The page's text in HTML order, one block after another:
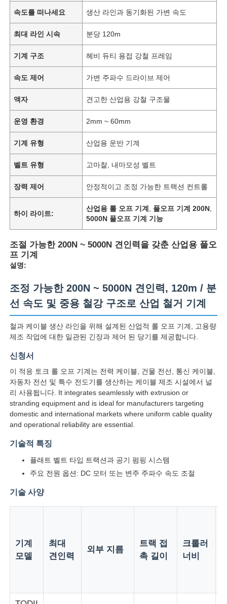
홈
회사 소개
속도를 떠나세요 생산 라인과 동기화된 가변 속도
최대 라인 시속 분당 120m
기계 구조 헤비 듀티 용접 강철 프레임
속도 제어 가변 주파수 드라이브 제어
액자 견고한 산업용 강철 구조물
운영 환경 2mm ~ 60mm
기계 유형 산업용 운반 기계
벨트 유형 고마찰, 내마모성 벨트
장력 제어 안정적이고 조정 가능한 트랙션 컨트롤
하이 라이트:
산업용 롤 오프 기계 풀오프 기계 200N
5000N 풀오프 기계 기능
조절 가능한 200N ~ 5000N 견인력을 갖춘 산업용 풀오
프 기계
설명:
조정 가능한 200N ~ 5000N 견인력, 120m / 분
선 속도 및 중용 철강 구조로 산업 철거 기계
철과 케이블 생산 라인을 위해 설계된 산업적 롤 오프 기계, 고용량
제조 작업에 대한 일관된 긴장과 제어 된 당기를 제공합니다.
신청서
이 적응 토크 롤 오프 기계는 전력 케이블, 건물 전선, 통신 케이블,
자동차 전선 및 특수 전도기를 생산하는 케이블 제조 시설에서 널
리 사용됩니다. It integrates seamlessly with extrusion or
stranding equipment and is ideal for manufacturers targeting
domestic and international markets where uniform cable quality
and operational reliability are essential.
기술적 특징
플래트 벨트 타입 트랙션과 공기 펌핑 시스템
주요 전원 옵션: DC 모터 또는 변주 주파수 속도 조절
기술 사양
기계
모델
최대
견인력
외부 지름
트랙 접
촉 길이
크롤러
너비